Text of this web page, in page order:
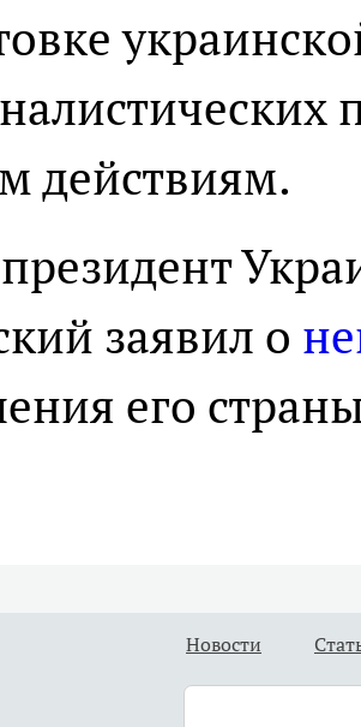
действиям.
заявил о
его
Новости